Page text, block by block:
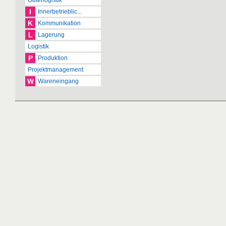
I Innerbetrieblic...
K Kommunikation
L
Lagerung
Logistik
P
Produktion
Projektmanagement
W Wareneingang